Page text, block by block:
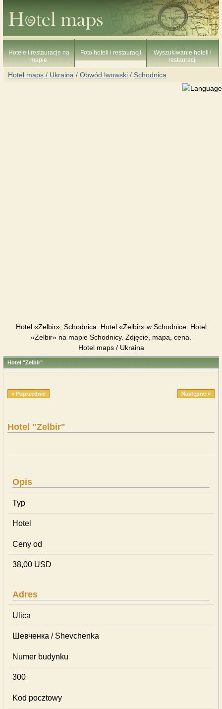
Hotele i restauracje na
mapie
Foto hoteli i restauracji
Wyszukiwanie hoteli i
restauracji
Hotel maps / Ukraina / Obwód lwowski / Schodnica
Hotel «Zelbir», Schodnica. Hotel «Zelbir» w Schodnice. Hotel
«Zelbir» na mapie Schodnicy. Zdjęcie, mapa, cena.
Hotel maps / Ukraina
Hotel "Zelbir"
« Poprzednie Następne »
Hotel "Zelbir"
Opis
Typ
Hotel
Ceny od
38,00 USD
Adres
Ulica
Шевченка / Shevchenka
Numer budynku
300
Kod pocztowy